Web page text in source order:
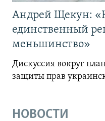
Андрей Щекун:
единственный
меньшинство»
Дискуссия вокруг
защиты прав
НОВОСТИ